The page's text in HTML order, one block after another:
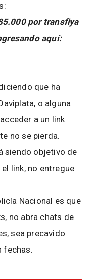
por transfiya
aquí:
que ha
o alguna
a un link
no se pierda.
siendo objetivo de
link, no entregue
Nacional es que
no abra chats de
sea precavido
fechas.